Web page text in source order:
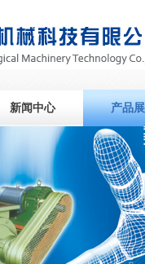
新闻中心 产品